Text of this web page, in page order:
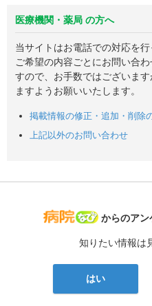
医療機関・薬局 の方へ
当サイトはお電話での対応を行
ご希望の内容ごとにお問い合
すので、お手数ではございま
ますようお願いいたします。
掲載情報の修正・追加・削除
上記以外のお問い合わせ
病院なび
からのアン
知りたい情報は
はい